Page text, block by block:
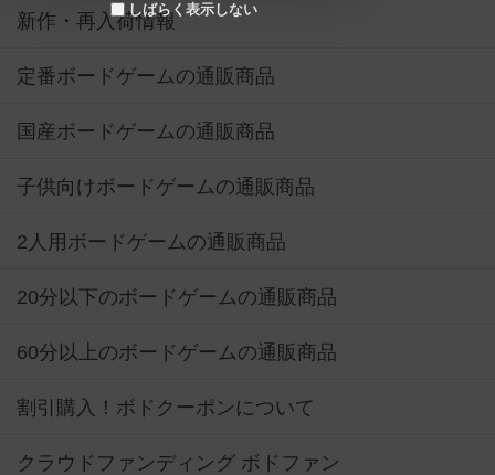
しばらく表示しない
新作・再入荷情報
定番ボードゲームの通販商品
国産ボードゲームの通販商品
子供向けボードゲームの通販商品
2人用ボードゲームの通販商品
20分以下のボードゲームの通販商品
60分以上のボードゲームの通販商品
割引購入！ボドクーポンについて
クラウドファンディング ボドファン